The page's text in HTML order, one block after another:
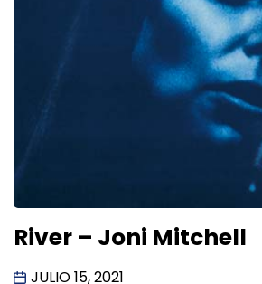
River – Joni Mitchell
JULIO 15, 2021